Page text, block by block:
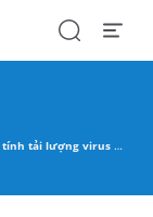
SearchOpen
chuyên sâu HBcrAg tại MEDLATEC